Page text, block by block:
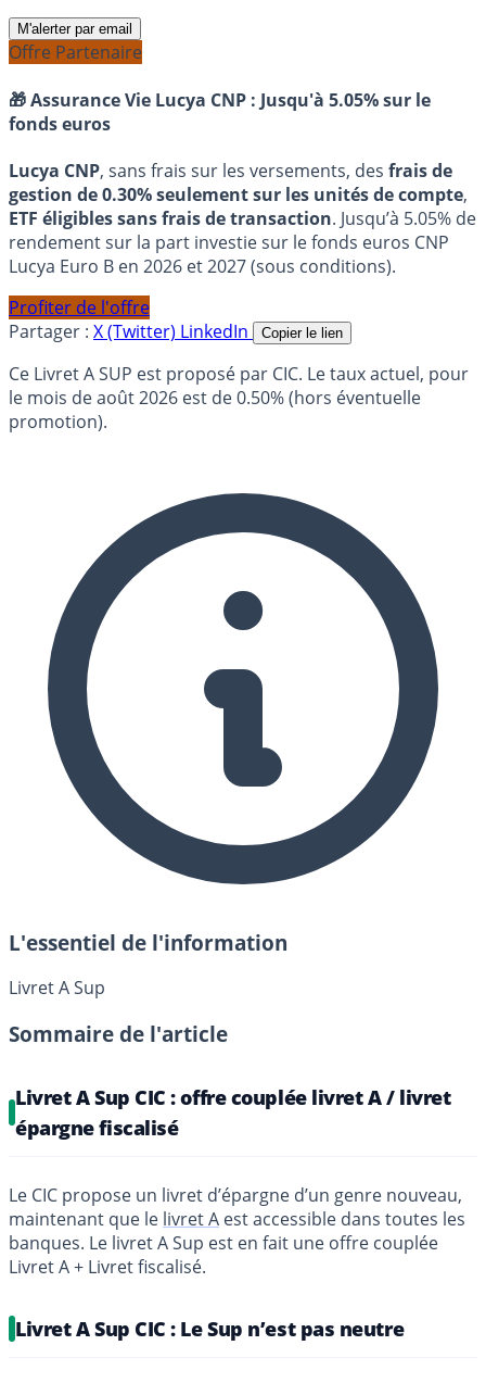
M'alerter par email
Offre Partenaire
🎁 Assurance Vie Lucya CNP : Jusqu'à 5.05% sur le
fonds euros
Lucya CNP, sans frais sur les versements, des frais de
gestion de 0.30% seulement sur les unités de compte,
ETF éligibles sans frais de transaction. Jusqu’à 5.05% de
rendement sur la part investie sur le fonds euros CNP
Lucya Euro B en 2026 et 2027 (sous conditions).
Profiter de l'offre
Partager : X (Twitter) LinkedIn Copier le lien
Ce Livret A SUP est proposé par CIC. Le taux actuel, pour
le mois de août 2026 est de 0.50% (hors éventuelle
promotion).
L'essentiel de l'information
Livret A Sup
Sommaire de l'article
Livret A Sup CIC : offre couplée livret A / livret
épargne fiscalisé
Le CIC propose un livret d’épargne d’un genre nouveau,
maintenant que le livret A est accessible dans toutes les
banques. Le livret A Sup est en fait une offre couplée
Livret A + Livret fiscalisé.
Livret A Sup CIC : Le Sup n’est pas neutre